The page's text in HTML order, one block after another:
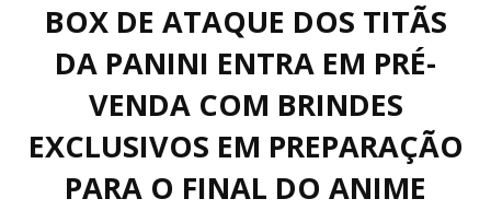
BOX DE ATAQUE DOS TITÃS
DA PANINI ENTRA EM PRÉ-
VENDA COM BRINDES
EXCLUSIVOS EM PREPARAÇÃO
PARA O FINAL DO ANIME